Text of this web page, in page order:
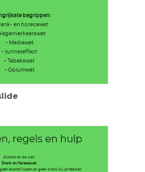
begrippen:
en horecawet
- Mediawet
- tunneleffect
- Tabakswet
- Opiumwet
regels en hulp
Alcohol en de wet:
Drank en Horecawet:
alcohol kopen en geen drank bij je hebben